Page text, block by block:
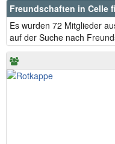
Freundschaften in Celle
Es wurden 72 Mitglieder
auf der Suche nach